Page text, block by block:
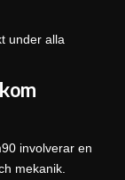
under alla
involverar en
mekanik.